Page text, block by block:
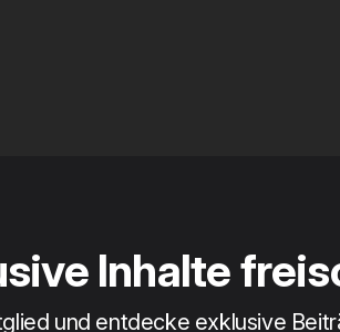
Inhalte
und entdecke exklusive